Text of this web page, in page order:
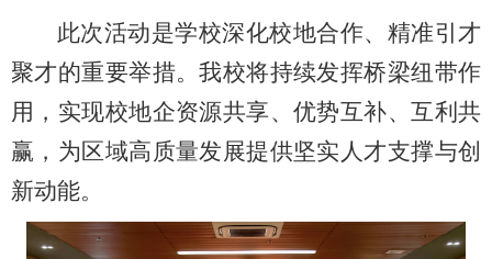
此次活动是学校深化校地合作、精准引才
聚才的重要举措。我校将持续发挥桥梁纽带作
用，实现校地企资源共享、优势互补、互利共
赢，为区域高质量发展提供坚实人才支撑与创
新动能。